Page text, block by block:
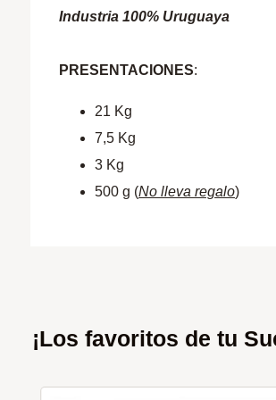
Industria 100% Uruguaya
PRESENTACIONES:
21 Kg
7,5 Kg
3 Kg
500 g (No lleva regalo)
¡Los favoritos de tu